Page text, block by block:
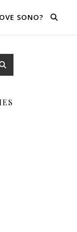
SONO?